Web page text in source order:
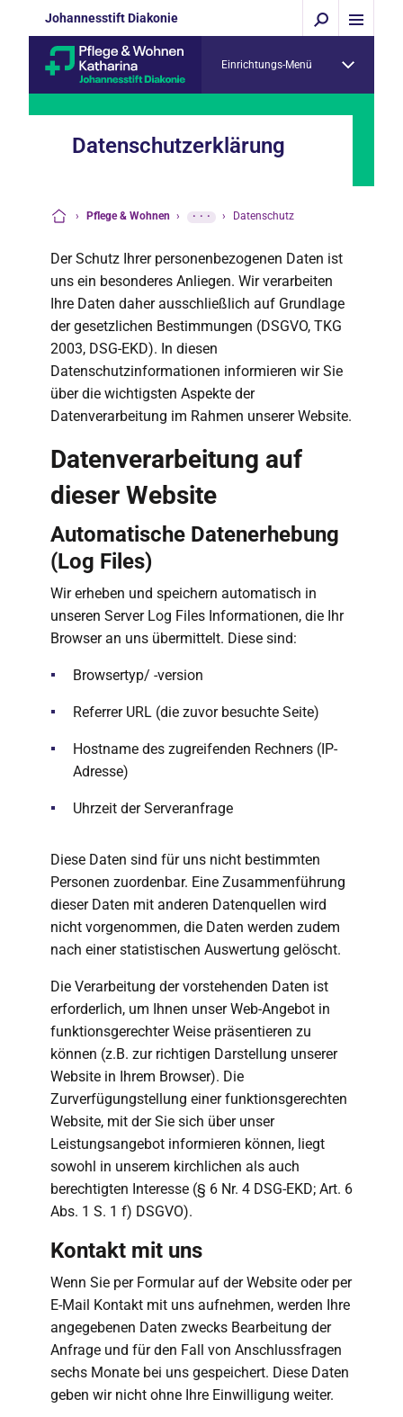
Johannesstift Diakonie
Einrichtungs-Menü
Datenschutzerklärung
› Pflege & Wohnen › ··· › Datenschutz
Der Schutz Ihrer personenbezogenen Daten ist
uns ein besonderes Anliegen. Wir verarbeiten
Ihre Daten daher ausschließlich auf Grundlage
der gesetzlichen Bestimmungen (DSGVO, TKG
2003, DSG-EKD). In diesen
Datenschutzinformationen informieren wir Sie
über die wichtigsten Aspekte der
Datenverarbeitung im Rahmen unserer Website.
Datenverarbeitung auf
dieser Website
Automatische Datenerhebung
(Log Files)
Wir erheben und speichern automatisch in
unseren Server Log Files Informationen, die Ihr
Browser an uns übermittelt. Diese sind:
Browsertyp/ -version
Referrer URL (die zuvor besuchte Seite)
Hostname des zugreifenden Rechners (IP-
Adresse)
Uhrzeit der Serveranfrage
Diese Daten sind für uns nicht bestimmten
Personen zuordenbar. Eine Zusammenführung
dieser Daten mit anderen Datenquellen wird
nicht vorgenommen, die Daten werden zudem
nach einer statistischen Auswertung gelöscht.
Die Verarbeitung der vorstehenden Daten ist
erforderlich, um Ihnen unser Web-Angebot in
funktionsgerechter Weise präsentieren zu
können (z.B. zur richtigen Darstellung unserer
Website in Ihrem Browser). Die
Zurverfügungstellung einer funktionsgerechten
Website, mit der Sie sich über unser
Leistungsangebot informieren können, liegt
sowohl in unserem kirchlichen als auch
berechtigten Interesse (§ 6 Nr. 4 DSG-EKD; Art. 6
Abs. 1 S. 1 f) DSGVO).
Kontakt mit uns
Wenn Sie per Formular auf der Website oder per
E-Mail Kontakt mit uns aufnehmen, werden Ihre
angegebenen Daten zwecks Bearbeitung der
Anfrage und für den Fall von Anschlussfragen
sechs Monate bei uns gespeichert. Diese Daten
geben wir nicht ohne Ihre Einwilligung weiter.